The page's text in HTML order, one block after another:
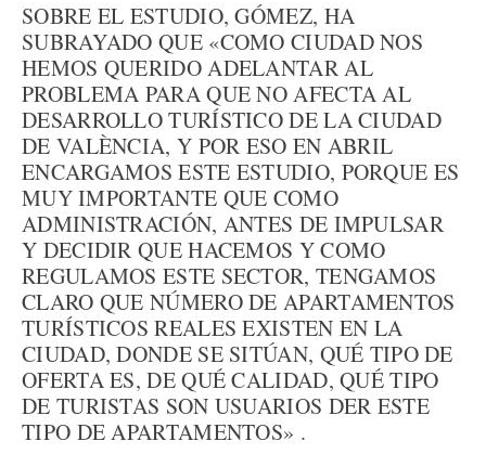
SOBRE EL ESTUDIO, GÓMEZ, HA
SUBRAYADO QUE «COMO CIUDAD NOS
HEMOS QUERIDO ADELANTAR AL
PROBLEMA PARA QUE NO AFECTA AL
DESARROLLO TURÍSTICO DE LA CIUDAD
DE VALÈNCIA, Y POR ESO EN ABRIL
ENCARGAMOS ESTE ESTUDIO, PORQUE ES
MUY IMPORTANTE QUE COMO
ADMINISTRACIÓN, ANTES DE IMPULSAR
Y DECIDIR QUE HACEMOS Y COMO
REGULAMOS ESTE SECTOR, TENGAMOS
CLARO QUE NÚMERO DE APARTAMENTOS
TURÍSTICOS REALES EXISTEN EN LA
CIUDAD, DONDE SE SITÚAN, QUÉ TIPO DE
OFERTA ES, DE QUÉ CALIDAD, QUÉ TIPO
DE TURISTAS SON USUARIOS DER ESTE
TIPO DE APARTAMENTOS» .